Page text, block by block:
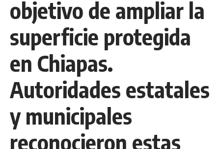
objetivo de ampliar la
superficie protegida
en Chiapas.
Autoridades estatales
y municipales
reconocieron estas